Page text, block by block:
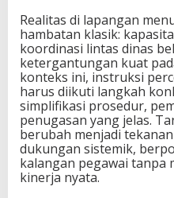
Realitas di lapangan
hambatan klasik:
koordinasi lintas dinas
ketergantungan kuat
konteks ini, instruksi
harus diikuti langkah
simplifikasi prosedur,
penugasan yang jelas.
berubah menjadi
dukungan sistemik,
kalangan pegawai tanpa
kinerja nyata.